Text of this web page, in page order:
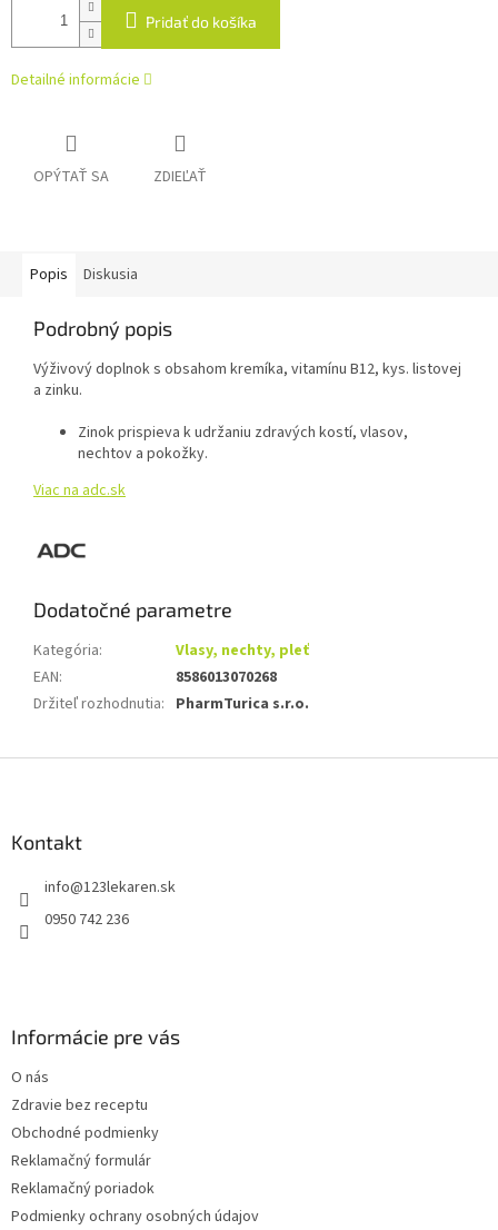
Pridať do košíka
Detailné informácie
OPÝTAŤ SA ZDIEĽAŤ
Popis Diskusia
Podrobný popis
Výživový doplnok s obsahom kremíka, vitamínu B12, kys. listovej
a zinku.
Zinok prispieva k udržaniu zdravých kostí, vlasov,
nechtov a pokožky.
Viac na adc.sk
Dodatočné parametre
Kategória:
Vlasy, nechty, pleť
EAN:
8586013070268
Držiteľ rozhodnutia: PharmTurica s.r.o.
Kontakt
info@123lekaren.sk
0950 742 236
Informácie pre vás
O nás
Zdravie bez receptu
Obchodné podmienky
Reklamačný formulár
Reklamačný poriadok
Podmienky ochrany osobných údajov